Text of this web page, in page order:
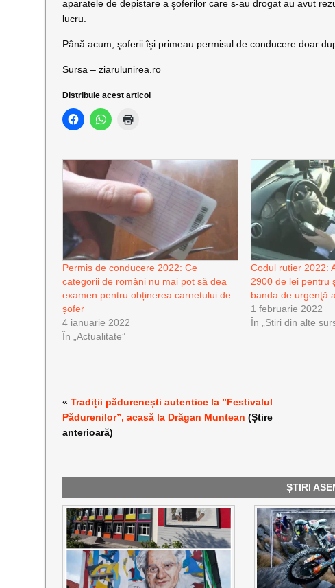
aparatele de depistare a şoferilor care s-au drogat au avut
lucru.
Până acum, şoferii îşi primeau permisul de conducere doar
Sursa – ziarulunirea.ro
Distribuie acest articol
Permis de conducere 2022: Ce
categorii de români nu mai pot să dea
examen pentru obținerea carnetului de
șofer
4 ianuarie 2022
În „Actualitate”
Codul rutier 2022:
2900 de lei pentru
banda de urgenţă
1 februarie 2022
În „Stiri din alte
«Tradiții pădurenești autentice la ”Festivalul
Pădurenilor”, acasă la Drăgan Muntean (Știre
anterioară)
ȘTIRI